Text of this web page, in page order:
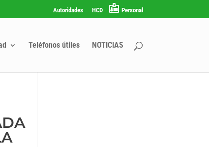
Autoridades HCD Personal
Teléfonos útiles NOTICIAS